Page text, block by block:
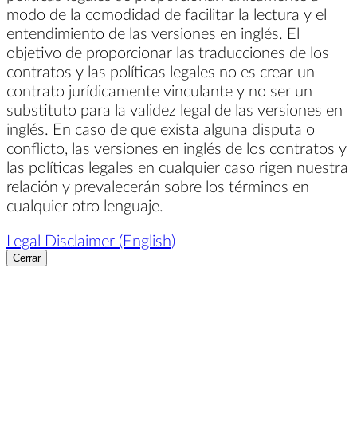
modo de la comodidad de facilitar la lectura y el
entendimiento de las versiones en inglés. El
objetivo de proporcionar las traducciones de los
contratos y las políticas legales no es crear un
contrato jurídicamente vinculante y no ser un
substituto para la validez legal de las versiones en
inglés. En caso de que exista alguna disputa o
conflicto, las versiones en inglés de los contratos y
las políticas legales en cualquier caso rigen nuestra
relación y prevalecerán sobre los términos en
cualquier otro lenguaje.
Legal Disclaimer (English)
Cerrar